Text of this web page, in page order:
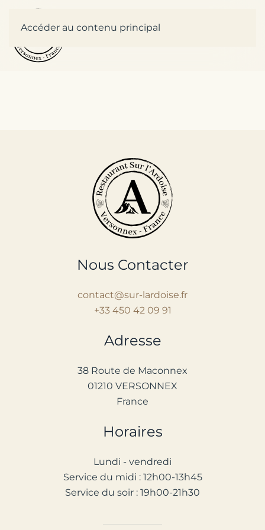
Accéder au contenu principal
Adresse
38 Route de Maconnex
01210 VERSONNEX
France
Nous Contacter
contact@sur-lardoise.fr
+33 450 42 09 91
Horaires
Lundi - vendredi
Service du midi : 12h00-13h45
Service du soir : 19h00-21h30